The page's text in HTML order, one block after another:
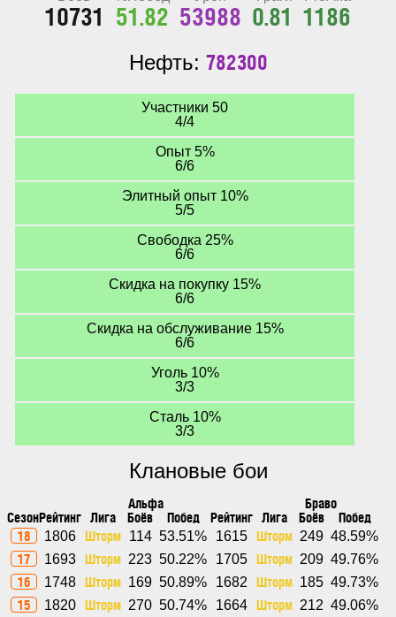
10731 51.82 53988 0.81 1186
Нефть: 782300
Участники 50
4/4
Опыт 5%
6/6
Элитный опыт 10%
5/5
Свободка 25%
6/6
Скидка на покупку 15%
6/6
Скидка на обслуживание 15%
6/6
Уголь 10%
3/3
Сталь 10%
3/3
Клановые бои
Альфа Браво
СезонРейтинг Лига Боёв Побед Рейтинг Лига Боёв
Побед
18
1806 Шторм 114 53.51% 1615 Шторм 249 48.59%
17 1693 Шторм 223 50.22% 1705 Шторм 209 49.76%
16 1748 Шторм 169 50.89% 1682 Шторм 185 49.73%
15 1820 Шторм 270 50.74% 1664 Шторм 212 49.06%